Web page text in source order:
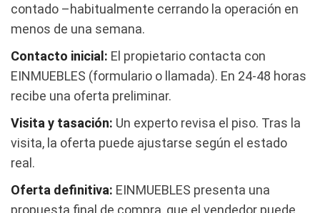
contado –habitualmente cerrando la operación en
menos de una semana.
Contacto inicial: El propietario contacta con
EINMUEBLES (formulario o llamada). En 24-48 horas
recibe una oferta preliminar.
Visita y tasación: Un experto revisa el piso. Tras la
visita, la oferta puede ajustarse según el estado
real.
Oferta definitiva: EINMUEBLES presenta una
propuesta final de compra, que el vendedor puede